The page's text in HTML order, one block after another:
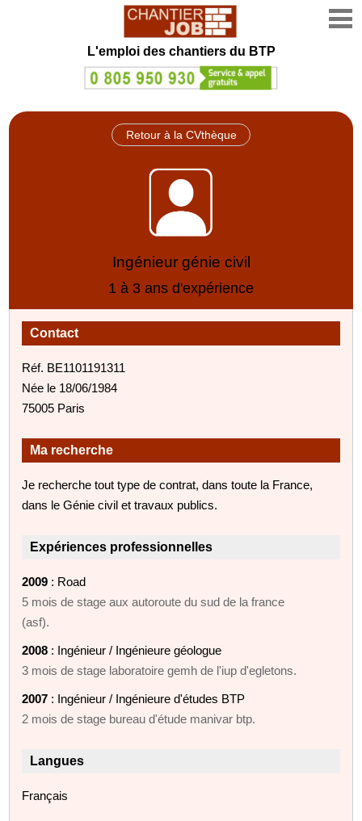
L'emploi des chantiers du BTP
Retour à la CVthèque
Ingénieur génie civil
1 à 3 ans d'expérience
Contact
Réf. BE1101191311
Née le 18/06/1984
75005 Paris
Ma recherche
Je recherche tout type de contrat, dans toute la France,
dans le Génie civil et travaux publics.
Expériences professionnelles
2009 : Road
5 mois de stage aux autoroute du sud de la france
(asf).
2008 : Ingénieur / Ingénieure géologue
3 mois de stage laboratoire gemh de l'iup d'egletons.
2007 : Ingénieur / Ingénieure d'études BTP
2 mois de stage bureau d'étude manivar btp.
Langues
Français